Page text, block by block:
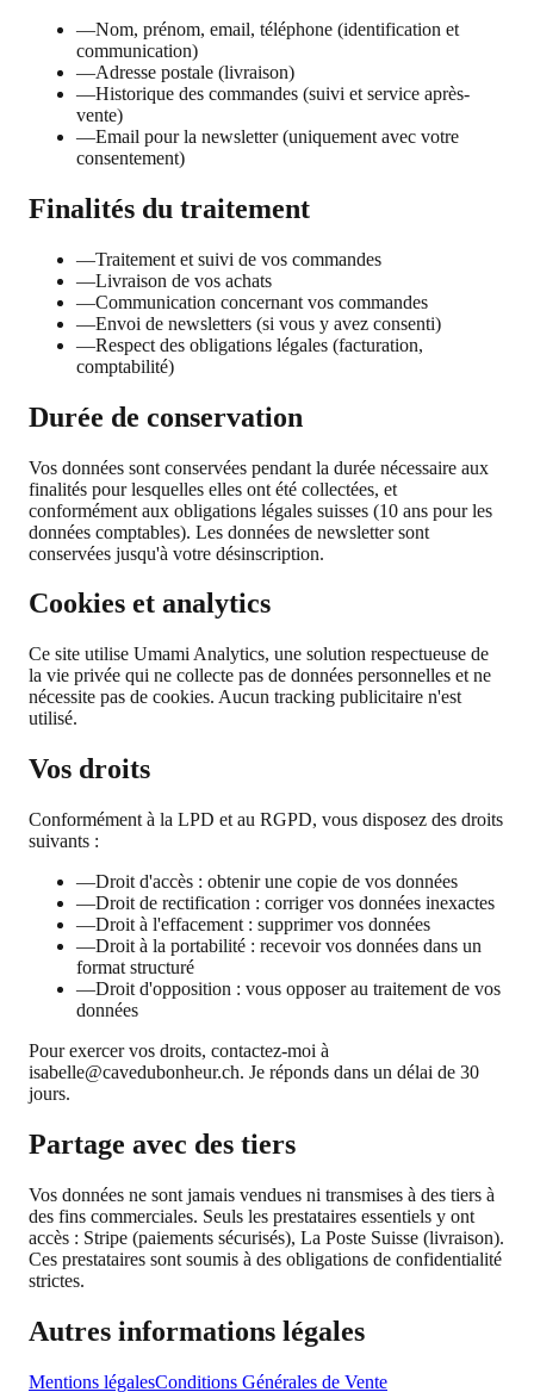
—Nom, prénom, email, téléphone (identification et
communication)
—Adresse postale (livraison)
—Historique des commandes (suivi et service après-
vente)
—Email pour la newsletter (uniquement avec votre
consentement)
Finalités du traitement
—Traitement et suivi de vos commandes
—Livraison de vos achats
—Communication concernant vos commandes
—Envoi de newsletters (si vous y avez consenti)
—Respect des obligations légales (facturation,
comptabilité)
Durée de conservation
Vos données sont conservées pendant la durée nécessaire aux
finalités pour lesquelles elles ont été collectées, et
conformément aux obligations légales suisses (10 ans pour les
données comptables). Les données de newsletter sont
conservées jusqu'à votre désinscription.
Cookies et analytics
Ce site utilise Umami Analytics, une solution respectueuse de
la vie privée qui ne collecte pas de données personnelles et ne
nécessite pas de cookies. Aucun tracking publicitaire n'est
utilisé.
Vos droits
Conformément à la LPD et au RGPD, vous disposez des droits
suivants :
—Droit d'accès : obtenir une copie de vos données
—Droit de rectification : corriger vos données inexactes
—Droit à l'effacement : supprimer vos données
—Droit à la portabilité : recevoir vos données dans un
format structuré
—Droit d'opposition : vous opposer au traitement de vos
données
Pour exercer vos droits, contactez-moi à
isabelle@cavedubonheur.ch. Je réponds dans un délai de 30
jours.
Partage avec des tiers
Vos données ne sont jamais vendues ni transmises à des tiers à
des fins commerciales. Seuls les prestataires essentiels y ont
accès : Stripe (paiements sécurisés), La Poste Suisse (livraison).
Ces prestataires sont soumis à des obligations de confidentialité
strictes.
Autres informations légales
Mentions légalesConditions Générales de Vente